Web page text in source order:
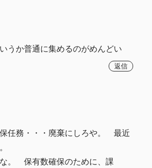
うか普通に集めるのがめんどい
返信
任務・・・廃棄にしろや。 最近
。
。 保有数確保のために、課